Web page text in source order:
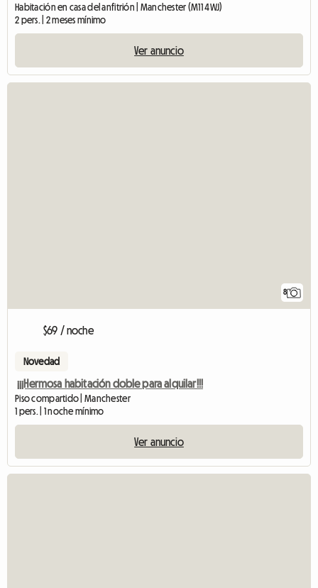
Habitación en casa del anfitrión | Manchester (M11 4WJ)
2 pers. | 2 meses mínimo
Ver anuncio
8
$69 / noche
Novedad
¡¡¡Hermosa habitación doble para alquilar!!!
Piso compartido | Manchester
1 pers. | 1 noche mínimo
Ver anuncio